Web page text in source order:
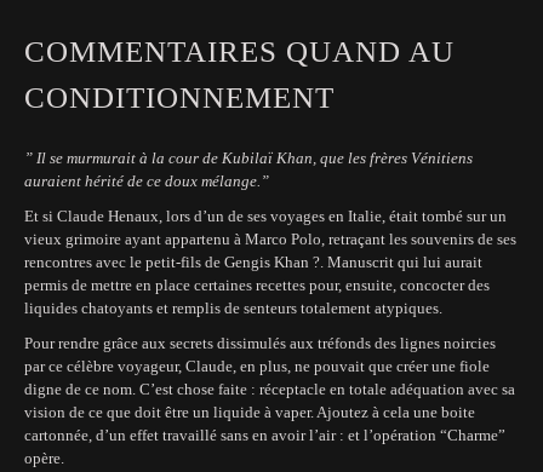
COMMENTAIRES QUAND AU
CONDITIONNEMENT
” Il se murmurait à la cour de Kubilaï Khan, que les frères Vénitiens
auraient hérité de ce doux mélange.”
Et si Claude Henaux, lors d’un de ses voyages en Italie, était tombé sur un
vieux grimoire ayant appartenu à Marco Polo, retraçant les souvenirs de ses
rencontres avec le petit-fils de Gengis Khan ?. Manuscrit qui lui aurait
permis de mettre en place certaines recettes pour, ensuite, concocter des
liquides chatoyants et remplis de senteurs totalement atypiques.
Pour rendre grâce aux secrets dissimulés aux tréfonds des lignes noircies
par ce célèbre voyageur, Claude, en plus, ne pouvait que créer une fiole
digne de ce nom. C’est chose faite : réceptacle en totale adéquation avec sa
vision de ce que doit être un liquide à vaper. Ajoutez à cela une boite
cartonnée, d’un effet travaillé sans en avoir l’air : et l’opération “Charme”
opère.